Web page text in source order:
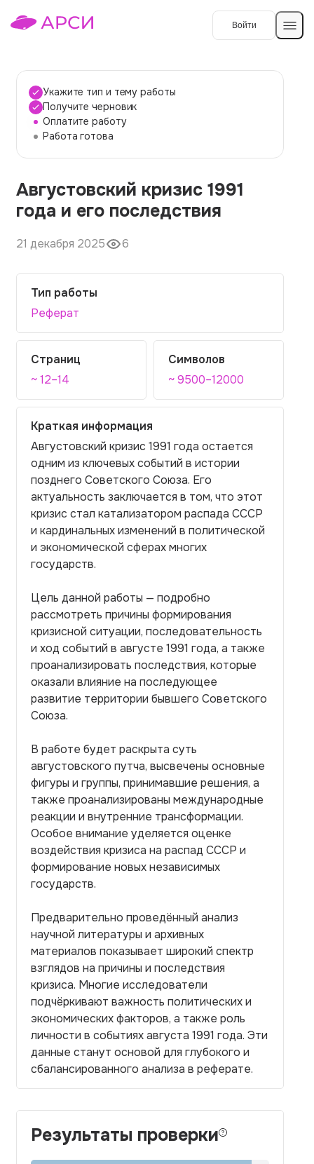
Войти
Темы работ
О сервисе
О компании
Наши гарантии
Порядок оплаты
Вопросы и ответы
Отзывы
Контакты
Укажите тип и тему работы
Получите черновик
Оплатите работу
Работа готова
Августовский кризис 1991
года и его последствия
21 декабря 2025 6
Тип работы
Реферат
Страниц
~ 12–14
Символов
~ 9500–12000
Краткая информация
Августовский кризис 1991 года остается
одним из ключевых событий в истории
позднего Советского Союза. Его
актуальность заключается в том, что этот
кризис стал катализатором распада СССР
и кардинальных изменений в политической
и экономической сферах многих
государств.
Цель данной работы — подробно
рассмотреть причины формирования
кризисной ситуации, последовательность
и ход событий в августе 1991 года, а также
проанализировать последствия, которые
оказали влияние на последующее
развитие территории бывшего Советского
Союза.
В работе будет раскрыта суть
августовского путча, высвечены основные
фигуры и группы, принимавшие решения, а
также проанализированы международные
реакции и внутренние трансформации.
Особое внимание уделяется оценке
воздействия кризиса на распад СССР и
формирование новых независимых
государств.
Предварительно проведённый анализ
научной литературы и архивных
материалов показывает широкий спектр
взглядов на причины и последствия
кризиса. Многие исследователи
подчёркивают важность политических и
экономических факторов, а также роль
личности в событиях августа 1991 года. Эти
данные станут основой для глубокого и
сбалансированного анализа в реферате.
Результаты проверки